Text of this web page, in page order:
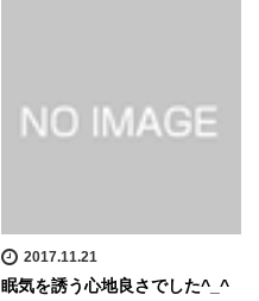
2017.11.21
眠気を誘う心地良さでした^_^